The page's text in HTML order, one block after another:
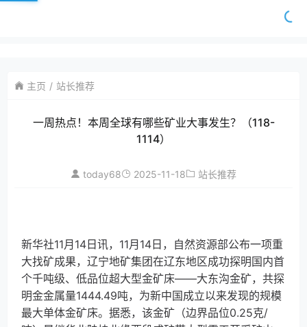
主页 站长推荐
一周热点！本周全球有哪些矿业大事发生？（118-
1114）
today68 2025-11-18 站长推荐
新华社11月14日讯，11月14日，自然资源部公布一项重
大找矿成果，辽宁地矿集团在辽东地区成功探明国内首
个千吨级、低品位超大型金矿床——大东沟金矿，共探
明金金属量1444.49吨，为新中国成立以来发现的规模
最大单体金矿床。据悉，该金矿（边界品位0.25克/